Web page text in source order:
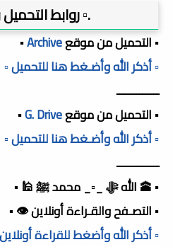
.▫️ روابط
▪️ التحميل من موقعArchive
▪️
▫️ أذكر الله وأضـغط هنا للتحميل ▫️
ـــــــــــــــ
▪️ التحميل من موقعG. Drive
▪️
▫️ أذكر الله وأضـغط هنا للتحميل ▫️
ـــــــــــــــ
▪️ 🕋 الله ﷻ _▫️_ محمد ﷺ 🕌 ▪️
▪️ التصـفح والقـراءة أونلاين 👁️ ▪️
▫️ أذكر الله وأضغط للقراءة